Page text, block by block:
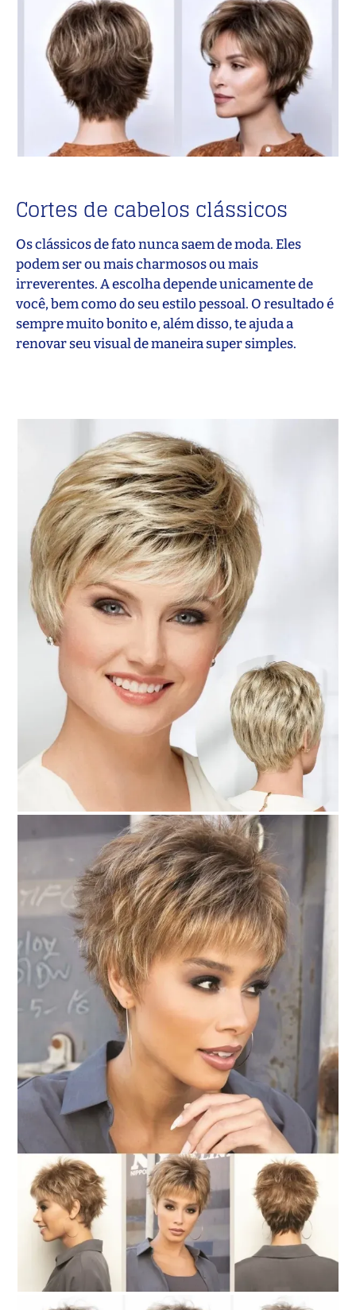
Cortes de cabelos clássicos
Os clássicos de fato nunca saem de moda. Eles
podem ser ou mais charmosos ou mais
irreverentes. A escolha depende unicamente de
você, bem como do seu estilo pessoal. O resultado é
sempre muito bonito e, além disso, te ajuda a
renovar seu visual de maneira super simples.